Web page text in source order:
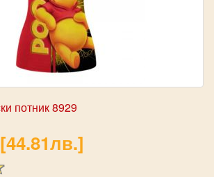
потник 8929